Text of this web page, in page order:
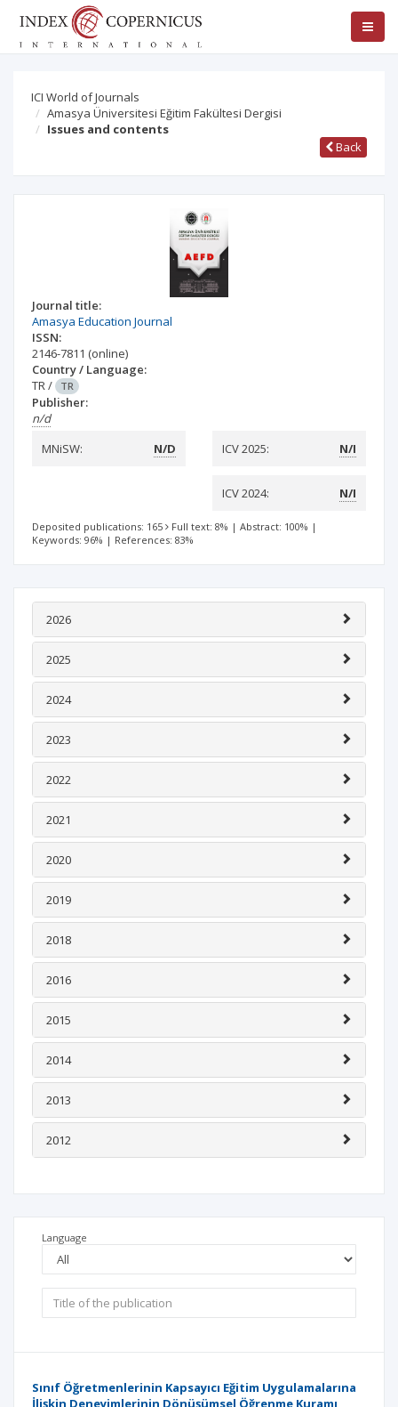
ICI World of Journals
Amasya Üniversitesi Eğitim Fakültesi Dergisi
Issues and contents
Back
Journal title:
Amasya Education Journal
ISSN:
2146-7811 (online)
Country / Language:
TR/ TR
Publisher:
n/d
MNiSW:
N/D ICV 2025: N/I
ICV 2024: N/I
Deposited publications: 165 Full text: 8% | Abstract: 100% |
Keywords: 96% | References: 83%
2026
2025
2024
2023
2022
2021
2020
2019
2018
2016
2015
2014
2013
2012
Language
Sınıf Öğretmenlerinin Kapsayıcı Eğitim Uygulamalarına
İlişkin Deneyimlerinin Dönüşümsel Öğrenme Kuramı